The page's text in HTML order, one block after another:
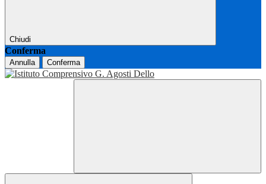
Chiudi
Conferma
Annulla Conferma